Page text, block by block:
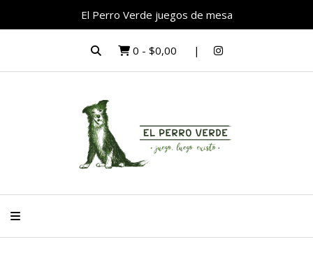
El Perro Verde juegos de mesa
0 - $0,00